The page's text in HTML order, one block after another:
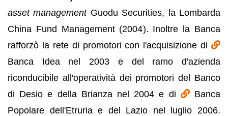
asset managementGuodu Securities, la Lombarda
China Fund Management (2004). Inoltre la Banca
rafforzò la rete di promotori con l'acquisizione di
Banca Idea nel 2003 e del ramo d'azienda
riconducibile all'operatività dei promotori del Banco
di Desio e della Brianza nel 2004 e di
Banca
Popolare dell'Etruria e del Lazio nel luglio 2006.